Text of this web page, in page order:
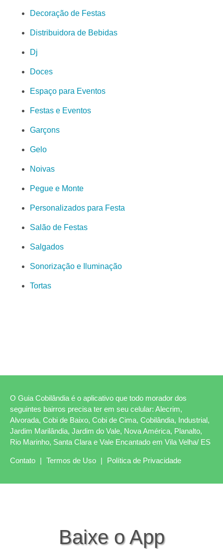
Decoração de Festas
Distribuidora de Bebidas
Dj
Doces
Espaço para Eventos
Festas e Eventos
Garçons
Gelo
Noivas
Pegue e Monte
Personalizados para Festa
Salão de Festas
Salgados
Sonorização e Iluminação
Tortas
O Guia Cobilândia é o aplicativo que todo morador dos
seguintes bairros precisa ter em seu celular: Alecrim,
Alvorada, Cobi de Baixo, Cobi de Cima, Cobilândia, Industrial,
Jardim Marilândia, Jardim do Vale, Nova América, Planalto,
Rio Marinho, Santa Clara e Vale Encantado em Vila Velha/ ES
Contato | Termos de Uso | Política de Privacidade
Baixe o App